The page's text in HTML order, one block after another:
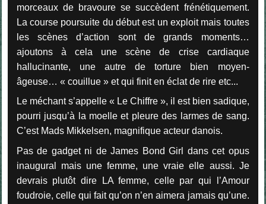
morceaux de bravoure se succèdent frénétiquement.
La course poursuite du début est un exploit mais toutes
les scènes d’action sont de grands moments…
ajoutons à cela une scène de crise cardiaque
hallucinante, une autre de torture bien moyen-
âgeuse… « couillue » et qui finit en éclat de rire etc...
Le méchant s’appelle « Le Chiffre », il est bien sadique,
pourri jusqu’à la moelle et pleure des larmes de sang.
C’est Mads Mikkelsen, magnifique acteur danois.
Pas de gadget ni de James Bond Girl dans cet opus
inaugural mais une femme, une vraie elle aussi. Je
devrais plutôt dire LA femme, celle par qui l’Amour
foudroie, celle qui fait qu’on n’en aimera jamais qu’une.